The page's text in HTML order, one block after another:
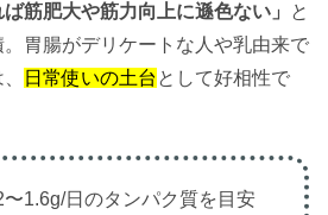
筋肥大や筋力向上に遜色ない」
と
胃腸がデリケートな人や乳由来で
日常使いの土台 として好相性で
〜1.6g/日のタンパク質を目安